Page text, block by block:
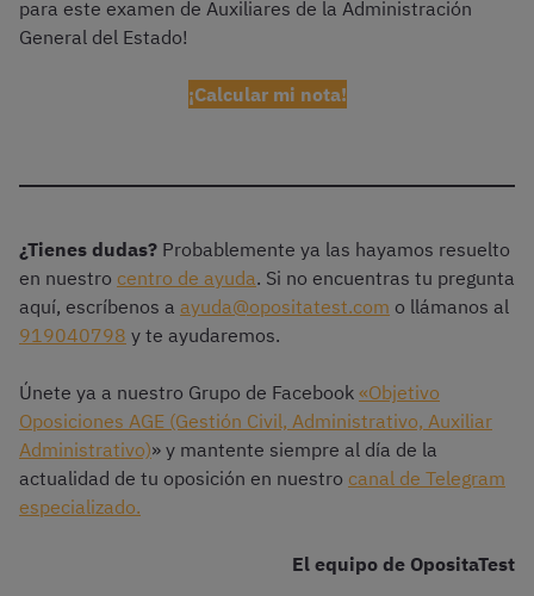
para este examen de Auxiliares de la Administración
General del Estado!
¡Calcular mi nota!
¿Tienes dudas? Probablemente ya las hayamos resuelto
en nuestro centro de ayuda. Si no encuentras tu pregunta
aquí, escríbenos a ayuda@opositatest.com o llámanos al
919040798 y te ayudaremos.
Únete ya a nuestro Grupo de Facebook «Objetivo
Oposiciones AGE (Gestión Civil, Administrativo, Auxiliar
Administrativo)» y mantente siempre al día de la
actualidad de tu oposición en nuestro canal de Telegram
especializado.
El equipo de OpositaTest